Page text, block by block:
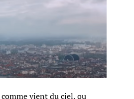
vient du ciel, ou